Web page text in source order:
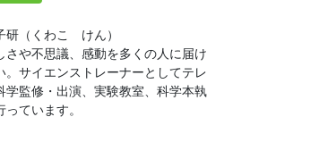
研（くわこ　けん）
さや不思議、感動を多くの人に届け
。サイエンストレーナーとしてテレ
学監修・出演、実験教室、科学本執
ています。